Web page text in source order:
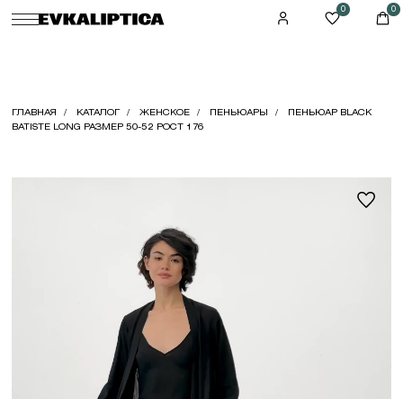
0 0
ГЛАВНАЯ КАТАЛОГ ЖЕНСКОЕ ПЕНЬЮАРЫ
ПЕНЬЮАР BLACK
BATISTE LONG РАЗМЕР 50-52 РОСТ 176